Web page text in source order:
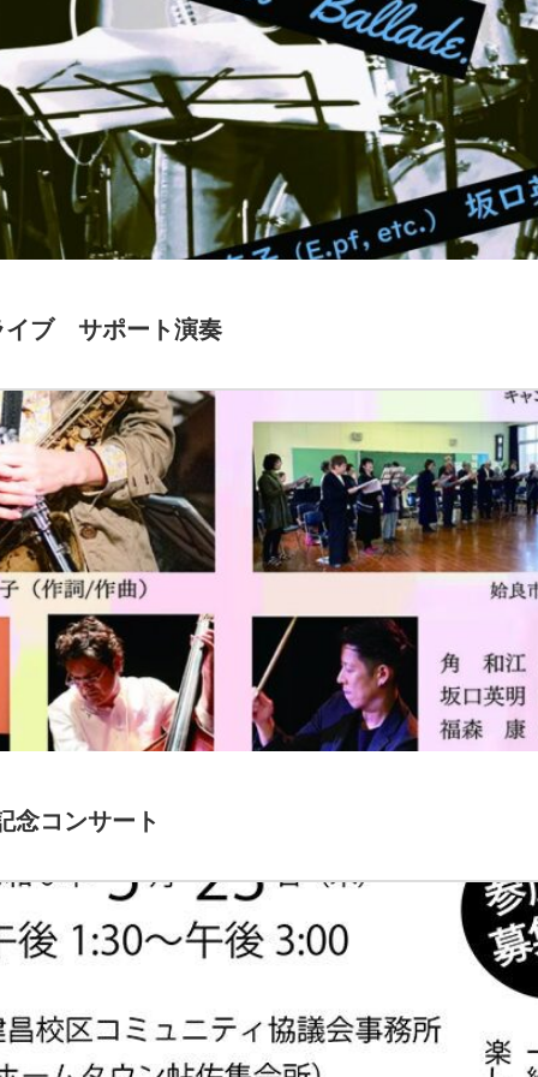
イブ サポート演奏
念コンサート